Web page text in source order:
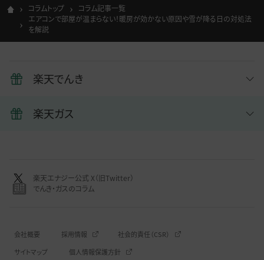
コラムトップ
コラム記事一覧
エアコンで部屋が温まらない！暖房が効かない原因や雪が降る日の対処法
を解説
楽天でんき
楽天ガス
楽天エナジー公式 X（旧Twitter）
でんき・ガスのコラム
会社概要 採用情報
社会的責任（CSR）
サイトマップ
個人情報保護方針